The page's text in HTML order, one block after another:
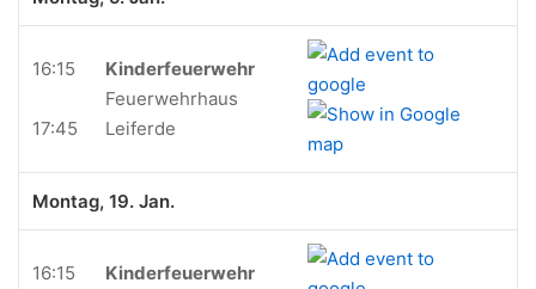
16:15
17:45
Kinderfeuerwehr
Feuerwehrhaus
Leiferde
Montag, 19. Jan.
16:15
Kinderfeuerwehr